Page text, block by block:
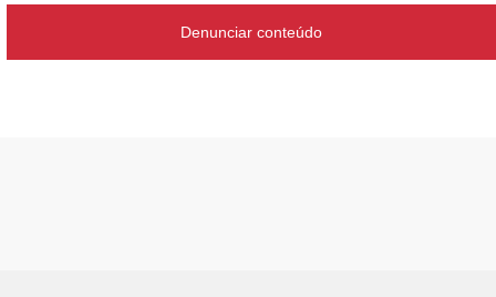
Denunciar conteúdo